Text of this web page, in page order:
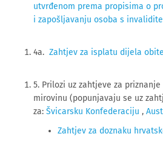
utvrđenom prema propisima o
i zapošljavanju osoba s
4a. Zahtjev za isplatu dijela
5. Prilozi uz zahtjeve za
mirovinu (popunjavaju se uz
za: Švicarsku Konfederaciju ,
Zahtjev za doznaku